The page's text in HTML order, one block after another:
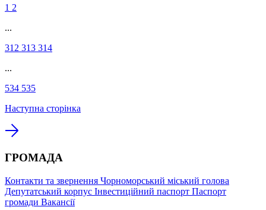
1 2
...
312 313 314
...
534 535
Наступна сторінка
ГРОМАДА
Контакти та звернення Чорноморський міський голова
Депутатський корпус Інвестиційний паспорт Паспорт
громади Вакансії